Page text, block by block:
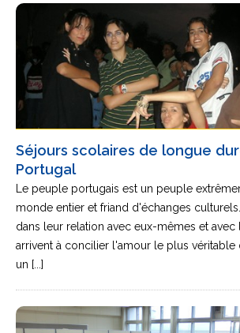
Séjours scolaires de longue
Portugal
Le peuple portugais est un peuple
monde entier et friand d'échanges
dans leur relation avec eux-mêmes et avec
arrivent à concilier l'amour le plus véritable
un [...]